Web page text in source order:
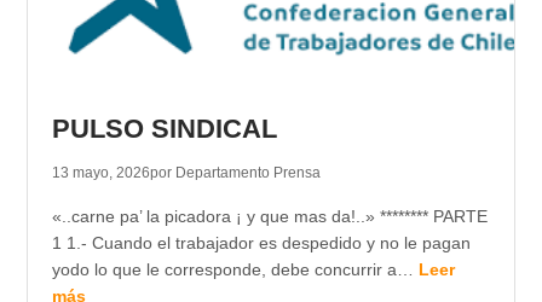
PULSO SINDICAL
13 mayo, 2026por Departamento Prensa
«..carne pa’ la picadora ¡ y que mas da!..» ******** PARTE
1 1.- Cuando el trabajador es despedido y no le pagan
yodo lo que le corresponde, debe concurrir a… Leer
más